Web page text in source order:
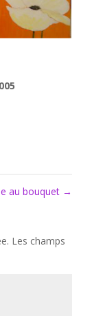
au bouquet →
Les champs